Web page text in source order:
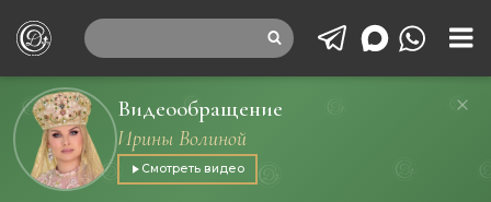
Видеообращение
Ирины Волиной
Смотреть видео